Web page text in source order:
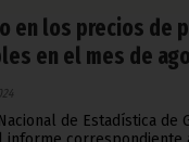
en los precios de
en el mes de
de Estadística de